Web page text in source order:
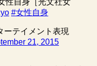
#女性自身
テイメント表現
21, 2015